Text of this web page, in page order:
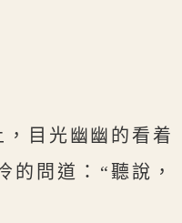
目光幽幽的看着
的問道：“聽說，